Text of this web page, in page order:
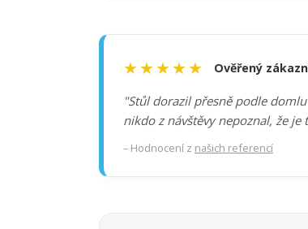
★★★★★ Ověřený
"Stůl dorazil přesně podle
nikdo z návštěvy nepoznal, že
– Hodnocení z našich referencí